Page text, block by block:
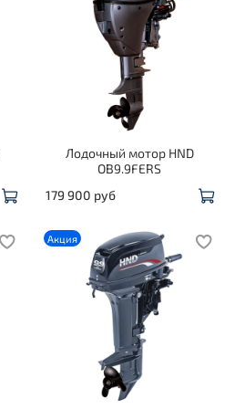
Лодочный мотор HND
OB9.9FERS
179 900 руб
Акция